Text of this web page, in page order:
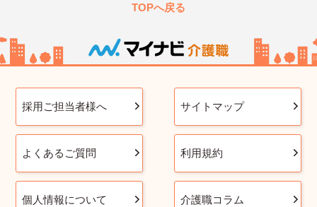
TOPへ戻る
採用ご担当者様へ サイトマップ
よくあるご質問 利用規約
個人情報について 介護職コラム